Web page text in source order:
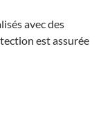
avec des
est assurée